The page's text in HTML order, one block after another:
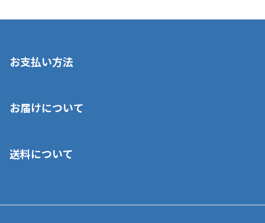
お支払い方法
いいただくことはできません。ご了承ください。
■代金引換(代引)※手数料がかかります
お届けについて
ご注文が確認出来次第、1～4営業日に発送いたします。「お取り
業日にてお引渡しとなります。(離島などの場合、例外もあります)
送料について